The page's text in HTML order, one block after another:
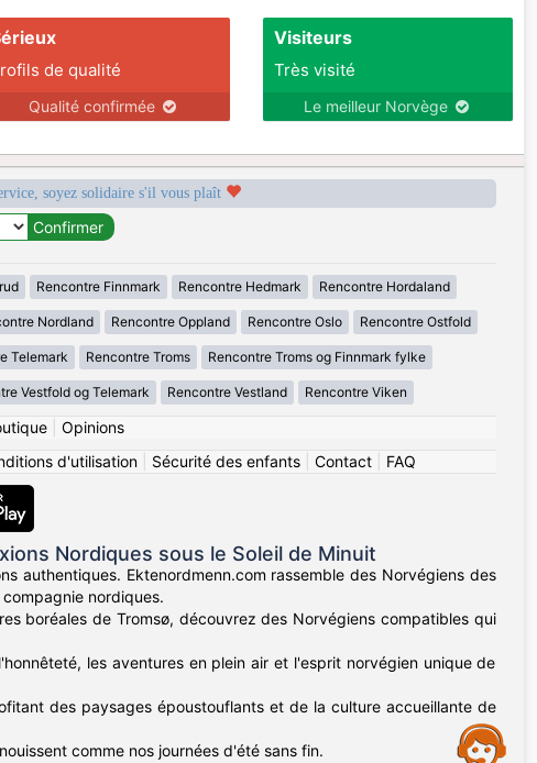
de qualité
Qualité confirmée
Visiteurs
Très visité
Le meilleur Norvège
soyez solidaire s'il vous plaît
Rencontre Finnmark Rencontre Hedmark Rencontre Hordaland
Nordland Rencontre Oppland Rencontre Oslo Rencontre Ostfold
Telemark Rencontre Troms Rencontre Troms og Finnmark fylke
Vestfold og Telemark Rencontre Vestland Rencontre Viken
| Opinions
d'utilisation| Sécurité des enfants| Contact| FAQ
Nordiques sous le Soleil de Minuit
authentiques. Ektenordmenn.com rassemble des Norvégiens des
nordiques.
boréales de Tromsø, découvrez des Norvégiens compatibles qui
les aventures en plein air et l'esprit norvégien unique de
des paysages époustouflants et de la culture accueillante de
comme nos journées d'été sans fin.